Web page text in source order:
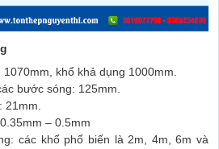
khổ khả dụng 1000mm.
bước sóng: 125mm.
21mm.
– 0.5mm
các khổ phổ biến là 2m, 4m, 6m và